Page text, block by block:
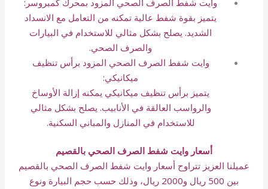
يتميز بقوة شفط عالية تمكنه من التعامل مع الانسداد
الشديد. يصلح بشكل مثالي للاستخدام في البيارات
والصرف الصحي.
وايت شفط الصرف الصحي المزود برأس تنظيف
ميكانيكي:
يتميز برأس تنظيف ميكانيكي يمكنه إزالة الأوساخ
والرواسب العالقة في الأنابيب. يصلح بشكل مثالي
للاستخدام في المنازل والمباني السكنية.
أسعار وايت شفط الصرف الصحي بالقصيم
عميلنا العزيز تتراوح أسعار وايت شفط الصرف الصحي بالقصيم
بين 500 ريال و2000 ريال، وذلك حسب حجم البيارة ونوع